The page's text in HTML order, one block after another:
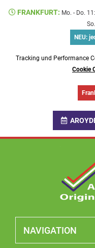
FRANKFURT: Mo. - Do.
NEU:
Tracking und Performance
Cookie
NAVIGATION